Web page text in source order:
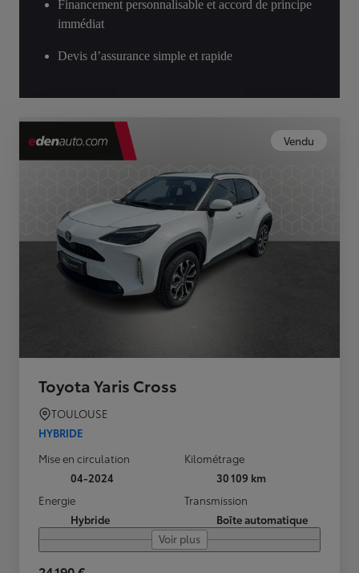
Financement personnalisable et accord de principe
immédiat
Devis d’assurance simple et rapide
Vendu
Toyota Yaris Cross
TOULOUSE
HYBRIDE
Mise en circulation
04-2024
Kilométrage
30 109 km
Energie
Hybride
Transmission
Boîte automatique
Voir plus